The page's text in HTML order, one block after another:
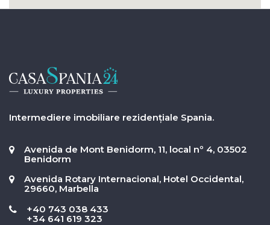
Intermediere imobiliare rezidențiale Spania.
Avenida de Mont Benidorm, 11, local nº 4, 03502
Benidorm
Avenida Rotary Internacional, Hotel Occidental,
29660, Marbella
+40 743 038 433
+34 641 619 323